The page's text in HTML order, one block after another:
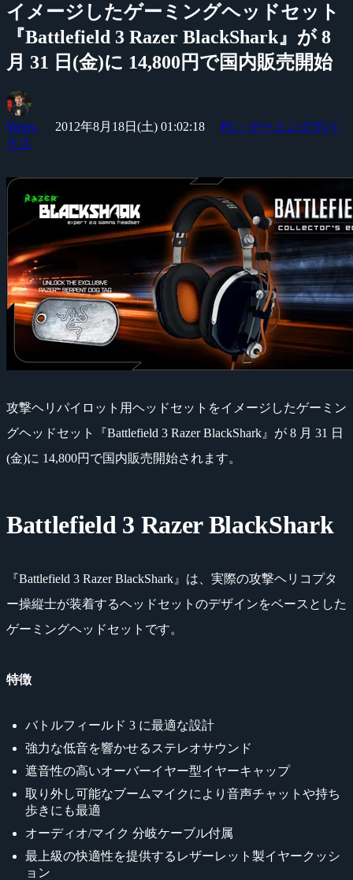
イメージしたゲーミングヘッドセット
『Battlefield 3 Razer BlackShark』が 8
月 31 日(金)に 14,800円で国内販売開始
Yossy 2012年8月18日(土) 01:02:18
PC・ゲーミングデバ
イス
攻撃ヘリパイロット用ヘッドセットをイメージしたゲーミン
グヘッドセット『Battlefield 3 Razer BlackShark』が 8 月 31 日
(金)に 14,800円で国内販売開始されます。
Battlefield 3 Razer BlackShark
『Battlefield 3 Razer BlackShark』は、実際の攻撃ヘリコプタ
ー操縦士が装着するヘッドセットのデザインをベースとした
ゲーミングヘッドセットです。
特徴
バトルフィールド 3 に最適な設計
強力な低音を響かせるステレオサウンド
遮音性の高いオーバーイヤー型イヤーキャップ
取り外し可能なブームマイクにより音声チャットや持ち
歩きにも最適
オーディオ/マイク 分岐ケーブル付属
最上級の快適性を提供するレザーレット製イヤークッシ
ョン